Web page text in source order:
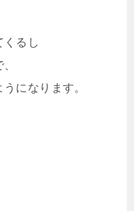
くるし
になります。